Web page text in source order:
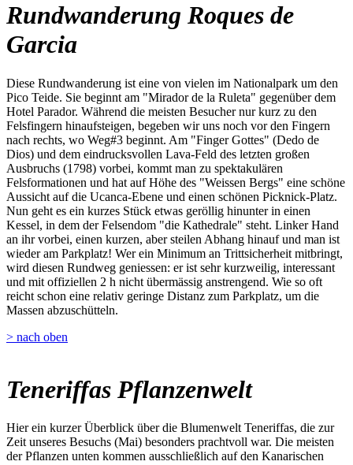
Rundwanderung Roques de
Garcia
Diese Rundwanderung ist eine von vielen im Nationalpark um den
Pico Teide. Sie beginnt am "Mirador de la Ruleta" gegenüber dem
Hotel Parador. Während die meisten Besucher nur kurz zu den
Felsfingern hinaufsteigen, begeben wir uns noch vor den Fingern
nach rechts, wo Weg#3 beginnt. Am "Finger Gottes" (Dedo de
Dios) und dem eindrucksvollen Lava-Feld des letzten großen
Ausbruchs (1798) vorbei, kommt man zu spektakulären
Felsformationen und hat auf Höhe des "Weissen Bergs" eine schöne
Aussicht auf die Ucanca-Ebene und einen schönen Picknick-Platz.
Nun geht es ein kurzes Stück etwas geröllig hinunter in einen
Kessel, in dem der Felsendom "die Kathedrale" steht. Linker Hand
an ihr vorbei, einen kurzen, aber steilen Abhang hinauf und man ist
wieder am Parkplatz! Wer ein Minimum an Trittsicherheit mitbringt,
wird diesen Rundweg geniessen: er ist sehr kurzweilig, interessant
und mit offiziellen 2 h nicht übermässig anstrengend. Wie so oft
reicht schon eine relativ geringe Distanz zum Parkplatz, um die
Massen abzuschütteln.
> nach oben
Teneriffas Pflanzenwelt
Hier ein kurzer Überblick über die Blumenwelt Teneriffas, die zur
Zeit unseres Besuchs (Mai) besonders prachtvoll war. Die meisten
der Pflanzen unten kommen ausschließlich auf den Kanarischen